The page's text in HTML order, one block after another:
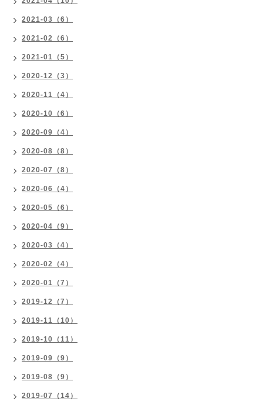
2021-03（6）
2021-02（6）
2021-01（5）
2020-12（3）
2020-11（4）
2020-10（6）
2020-09（4）
2020-08（8）
2020-07（8）
2020-06（4）
2020-05（6）
2020-04（9）
2020-03（4）
2020-02（4）
2020-01（7）
2019-12（7）
2019-11（10）
2019-10（11）
2019-09（9）
2019-08（9）
2019-07（14）